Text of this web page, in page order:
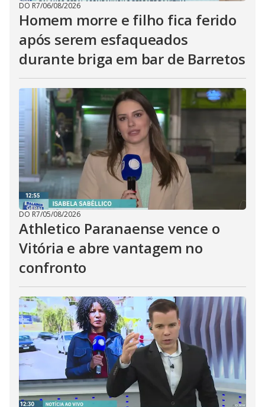
DO R7/06/08/2026
Homem morre e filho fica ferido
após serem esfaqueados
durante briga em bar de Barretos
DO R7/05/08/2026
Athletico Paranaense vence o
Vitória e abre vantagem no
confronto